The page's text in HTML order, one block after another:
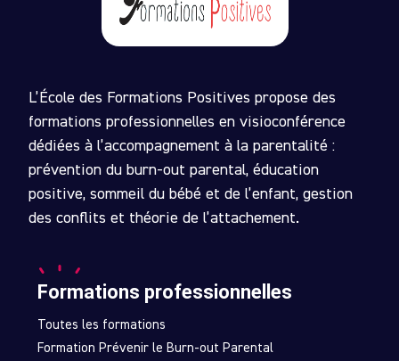
L’École des Formations Positives propose des
formations professionnelles en visioconférence
dédiées à l’accompagnement à la parentalité :
prévention du burn-out parental, éducation
positive, sommeil du bébé et de l’enfant, gestion
des conflits et théorie de l’attachement.
Formations professionnelles
Toutes les formations
Formation Prévenir le Burn-out Parental